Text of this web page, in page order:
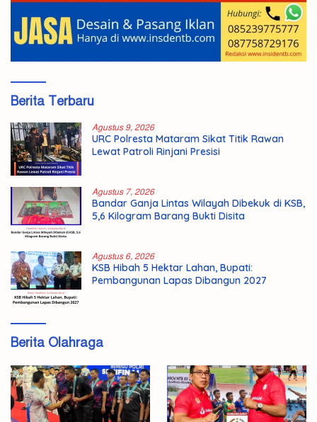
Berita Terbaru
Agustus 9, 2026
URC Polresta Mataram Sikat Titik Rawan
Lewat Patroli Rinjani Presisi
Agustus 7, 2026
Bandar Ganja Lintas Wilayah Dibekuk di KSB,
5,6 Kilogram Barang Bukti Disita
Agustus 6, 2026
KSB Hibah 5 Hektar Lahan, Bupati:
Pembangunan Lapas Dibangun 2027
Berita Olahraga